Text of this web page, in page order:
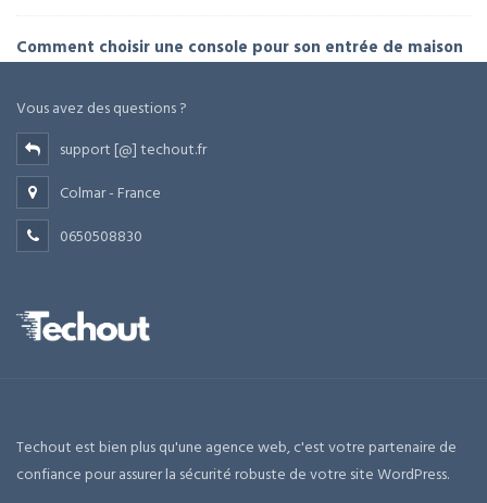
Comment choisir une console pour son entrée de maison
Vous avez des questions ?
support [@] techout.fr
Colmar - France
0650508830
Techout est bien plus qu'une agence web, c'est votre partenaire de
confiance pour assurer la sécurité robuste de votre site WordPress.